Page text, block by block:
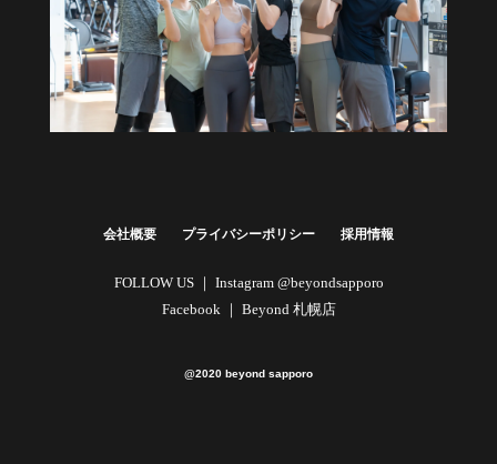
会社概要 プライバシーポリシー 採用情報
FOLLOW US ｜ Instagram @beyondsapporo
Facebook ｜ Beyond 札幌店
@2020 beyond sapporo